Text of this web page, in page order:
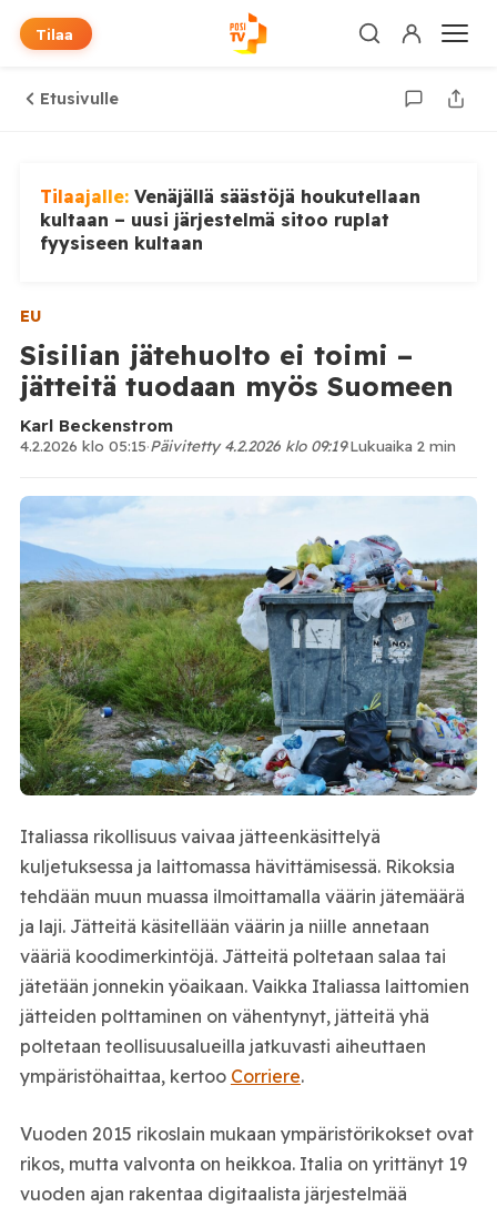
Tilaa
Etusivulle
Tilaajalle: Venäjällä säästöjä houkutellaan
kultaan – uusi järjestelmä sitoo ruplat
fyysiseen kultaan
EU
Sisilian jätehuolto ei toimi –
jätteitä tuodaan myös Suomeen
Karl Beckenstrom
4.2.2026 klo 05:15·Päivitetty 4.2.2026 klo 09:19·Lukuaika 2 min
Italiassa rikollisuus vaivaa jätteenkäsittelyä
kuljetuksessa ja laittomassa hävittämisessä. Rikoksia
tehdään muun muassa ilmoittamalla väärin jätemäärä
ja laji. Jätteitä käsitellään väärin ja niille annetaan
vääriä koodimerkintöjä. Jätteitä poltetaan salaa tai
jätetään jonnekin yöaikaan. Vaikka Italiassa laittomien
jätteiden polttaminen on vähentynyt, jätteitä yhä
poltetaan teollisuusalueilla jatkuvasti aiheuttaen
ympäristöhaittaa, kertoo Corriere.
Vuoden 2015 rikoslain mukaan ympäristörikokset ovat
rikos, mutta valvonta on heikkoa. Italia on yrittänyt 19
vuoden ajan rakentaa digitaalista järjestelmää